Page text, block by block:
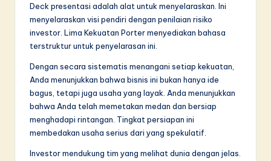
Deck presentasi adalah alat untuk menyelaraskan. Ini
menyelaraskan visi pendiri dengan penilaian risiko
investor. Lima Kekuatan Porter menyediakan bahasa
terstruktur untuk penyelarasan ini.
Dengan secara sistematis menangani setiap kekuatan,
Anda menunjukkan bahwa bisnis ini bukan hanya ide
bagus, tetapi juga usaha yang layak. Anda menunjukkan
bahwa Anda telah memetakan medan dan bersiap
menghadapi rintangan. Tingkat persiapan ini
membedakan usaha serius dari yang spekulatif.
Investor mendukung tim yang melihat dunia dengan jelas.